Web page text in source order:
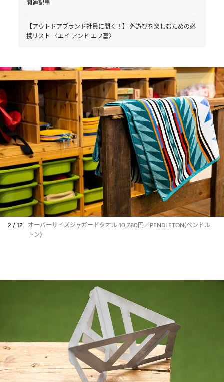
関連記事
【アウトドアブランド社員に聞く！】 外遊びを楽しむための必
携リスト 〈エイ アンド エフ篇〉
2 / 12
オーバーサイズジャガードタオル 10,780円／PENDLETON(ペンドル
トン)